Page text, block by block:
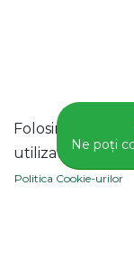
Folosim
utilizator mai
Politica Cookie-urilor
Ne poți